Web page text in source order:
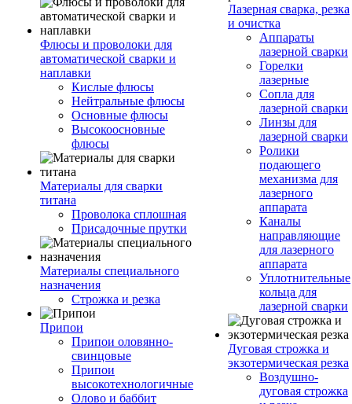
Флюсы и проволоки для
автоматической сварки и
наплавки
Кислые флюсы
Нейтральные флюсы
Основные флюсы
Высокоосновные
флюсы
Материалы для сварки
титана
Проволока сплошная
Присадочные прутки
Материалы специального
назначения
Строжка и резка
Припои
Припои оловянно-
свинцовые
Припои
высокотехнологичные
Олово и баббит
Лазерная сварка, резка
и очистка
Аппараты
лазерной сварки
Горелки
лазерные
Сопла для
лазерной сварки
Линзы для
лазерной сварки
Ролики
подающего
механизма для
лазерного
аппарата
Каналы
направляющие
для лазерного
аппарата
Уплотнительные
кольца для
лазерной сварки
Дуговая строжка и
экзотермическая резка
Воздушно-
дуговая строжка